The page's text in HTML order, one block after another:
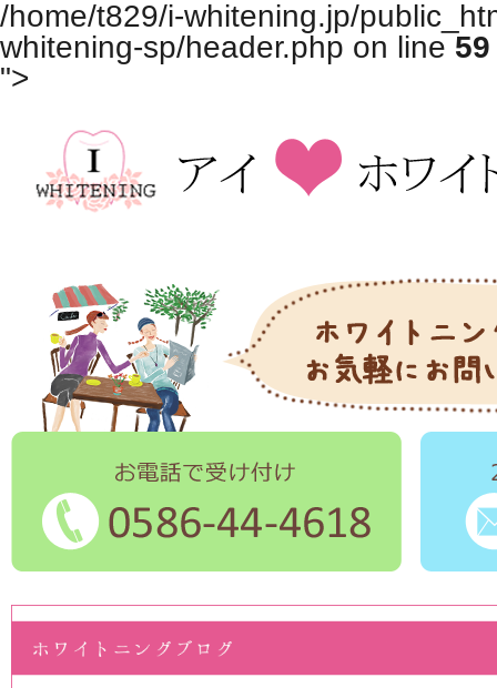
/home/t829/i-whitening.jp/
whitening-sp/header.php on line 59
">